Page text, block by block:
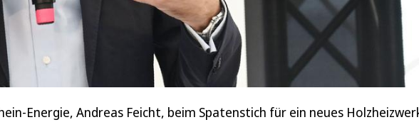
Energie, Andreas Feicht, beim Spatenstich für ein neues